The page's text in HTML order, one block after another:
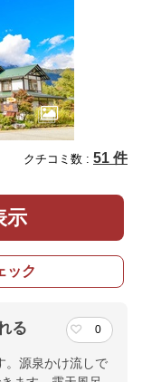
クチコミ数 : 51 件
示
ック
る 0
。源泉かけ流しで